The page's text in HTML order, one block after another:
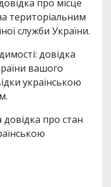
про місце
територіальним
служби України.
довідка
вашого
українською
про стан